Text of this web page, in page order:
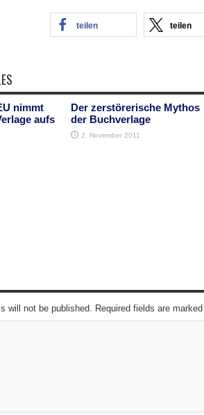
teilen teilen
nimmt
aufs
Der zerstörerische Mythos
der Buchverlage
2. November 2011
will not be published. Required fields are marked